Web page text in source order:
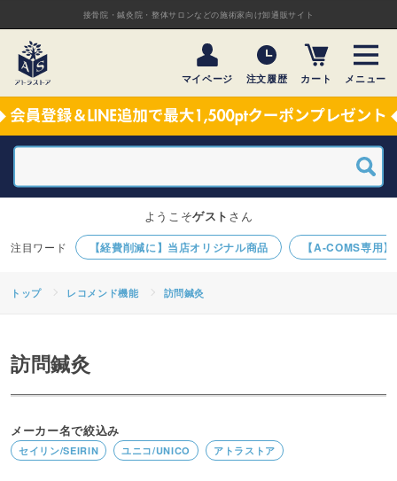
接骨院・鍼灸院・整体サロンなどの施術家向け卸通販サイト
マイページ 注文履歴 カート メニュー
【経費削減に】当店オリジナル商品 【A-COMS専用
ようこそゲスト さん
トップ レコメンド機能 訪問鍼灸
訪問鍼灸
メーカー名で絞込み
セイリン/SEIRIN ユニコ/UNICO アトラストア